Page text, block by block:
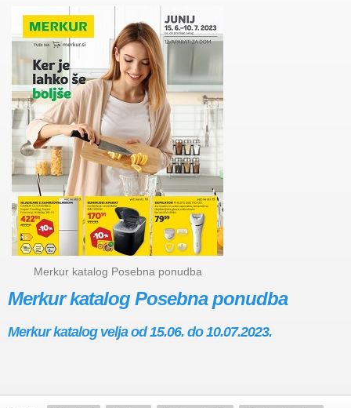
Merkur katalog Posebna ponudba
Merkur katalog Posebna ponudba
Merkur katalog velja od 15.06. do 10.07.2023.